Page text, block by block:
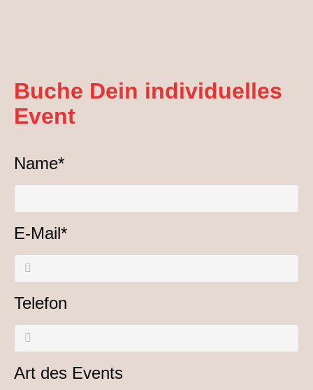
Buche Dein individuelles
Event
Pflichtfeld
Name*
Pflichtfeld
E-Mail*
Telefon
Art des Events